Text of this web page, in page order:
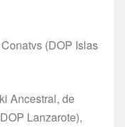
(DOP Islas
Ancestral, de
Lanzarote),